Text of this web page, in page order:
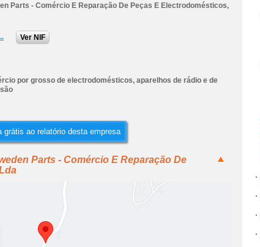
Parts - Comércio E Reparação De Peças E Electrodomésticos,
Ver NIF
por grosso de electrodomésticos, aparelhos de rádio e de
grátis ao relatório desta empresa
Parts - Comércio E Reparação De